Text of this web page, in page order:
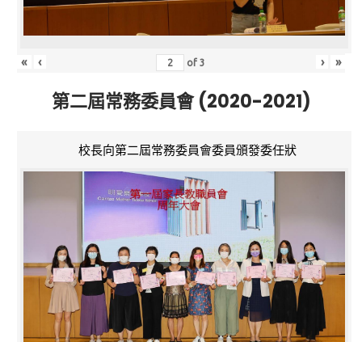
« ‹ of3 › »
第二屆常務委員會 (2020-2021)
校長向第二屆常務委員會委員頒發委任狀